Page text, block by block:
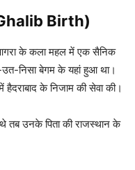
Ghalib Birth)
आगरा के कला महल में एक सैनिक
उत-निसा बेगम के यहां हुआ था।
के निजाम की सेवा की।
तब उनके पिता की राजस्थान के